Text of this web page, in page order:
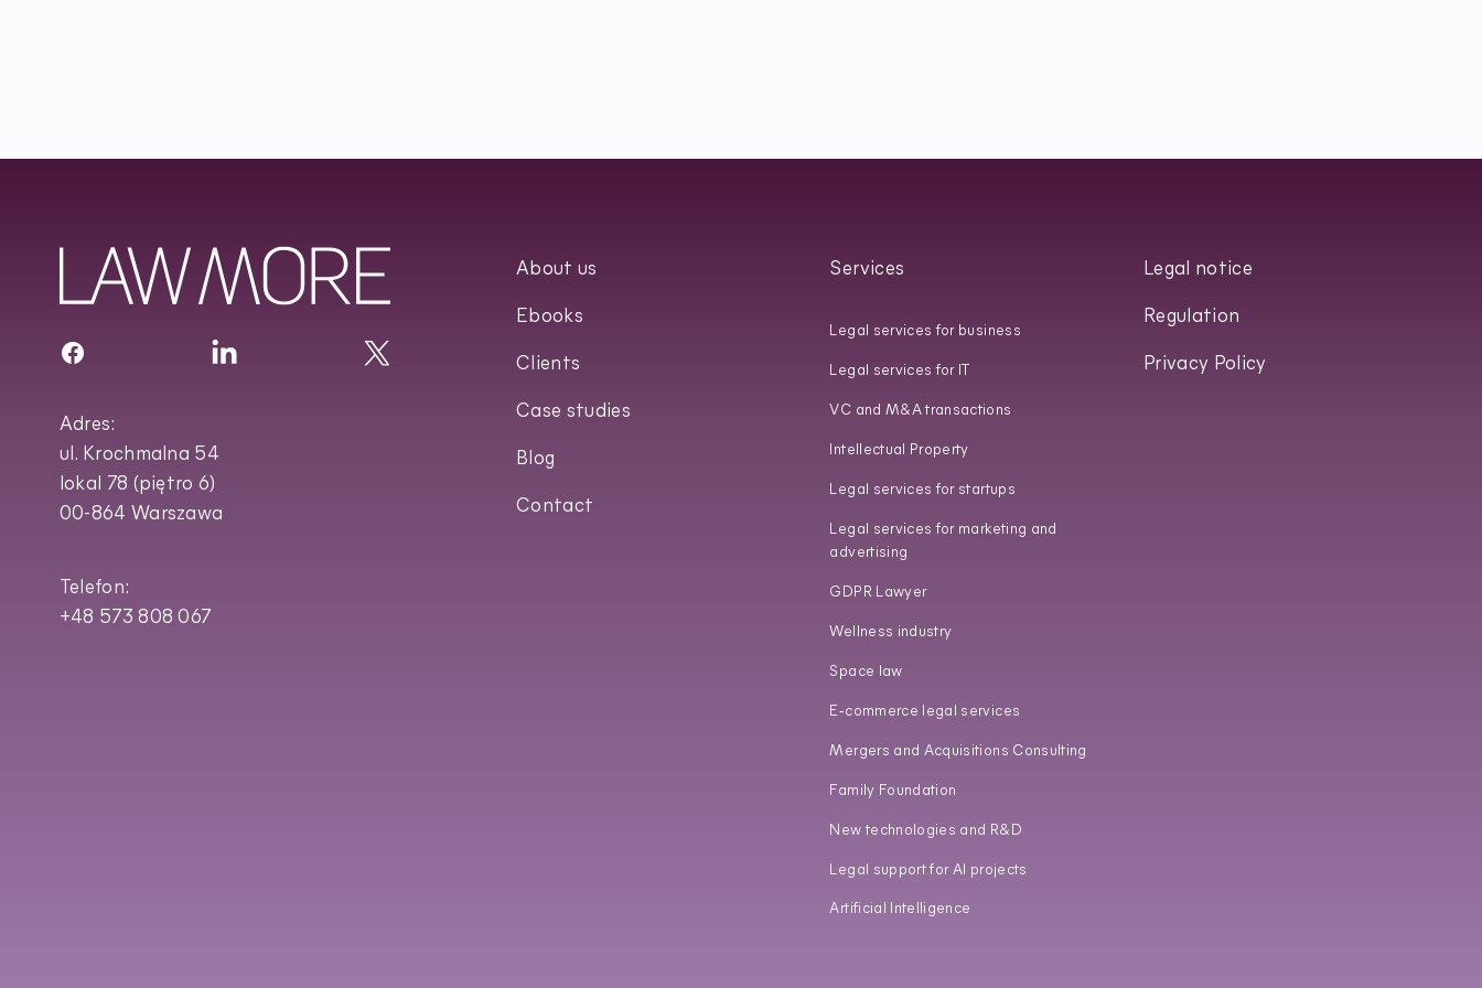
Adres:
ul. Krochmalna 54
lokal 78 (piętro 6)
00-864 Warszawa
Telefon:
+48 573 808 067
About us
Ebooks
Clients
Case studies
Blog
Contact
Services
Legal services for business
Legal services for IT
VC and M&A transactions
Intellectual Property
Legal services for startups
Legal services for marketing and
advertising
GDPR Lawyer
Wellness industry
Space law
E‑commerce legal services
Mergers and Acquisitions Consulting
Family Foundation
New technologies and R&D
Legal support for AI projects
Artificial Intelligence
Legal notice
Regulation
Privacy Policy